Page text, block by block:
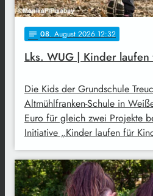
notes 08. August 2026 12:32
Lks. WUG | Kinder
Die Kids der Grundschule
Altmühlfranken-Schule in
Euro für gleich zwei Projekte
Initiative „Kinder laufen für